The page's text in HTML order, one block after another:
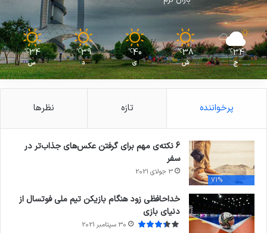
34
℃
ج
38
℃
ش
40
℃
ی
39
℃
د
34
℃
س
پرخواننده تازه نظرها
71%
6 نکته‌ی مهم برای گرفتن عکس‌های جذاب‌تر در
سفر
3 جولای 2021
خداحافظی زود هنگام بازیکن تیم ملی فوتسال از
دنیای بازی
30 سپتامبر 2021